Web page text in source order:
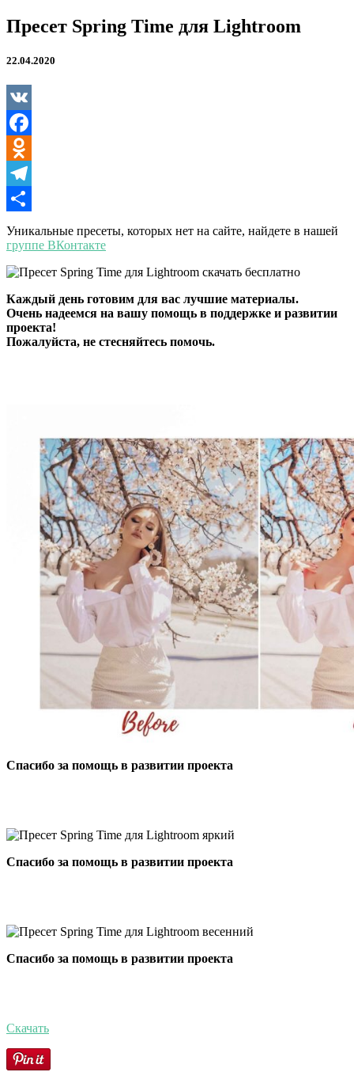
Пресет
Spring
для
Пресет Spring Time для Lightroom
22.04.2020
VK
Facebook
Odnoklassniki
Telegram
Отправить
Уникальные пресеты, которых нет на сайте, найдете в нашей
группе ВКонтакте
Каждый день готовим для вас лучшие материалы.
Очень надеемся на вашу помощь в поддержке и развитии
проекта!
Пожалуйста, не стесняйтесь помочь.
Спасибо за помощь в развитии проекта
Спасибо за помощь в развитии проекта
Спасибо за помощь в развитии проекта
Скачать